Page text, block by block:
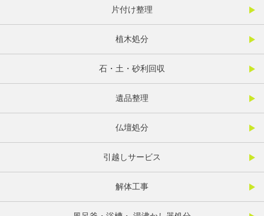
片付け整理
植木処分
石・土・砂利回収
遺品整理
仏壇処分
引越しサービス
解体工事